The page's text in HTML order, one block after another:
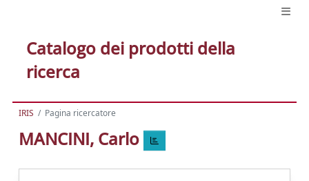
Catalogo dei prodotti della
ricerca
IRIS Pagina ricercatore
MANCINI, Carlo